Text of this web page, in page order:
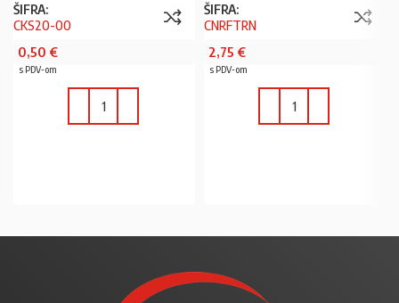
ŠIFRA:
CKS20-00
0,50 €
s PDV-om
ŠIFRA:
CNRFTRN
2,75 €
s PDV-om